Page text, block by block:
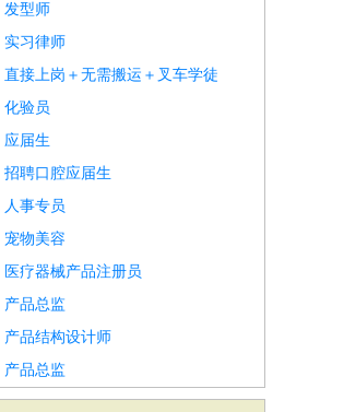
发型师
实习律师
直接上岗＋无需搬运＋叉车学徒
化验员
应届生
招聘口腔应届生
人事专员
宠物美容
医疗器械产品注册员
产品总监
产品结构设计师
产品总监